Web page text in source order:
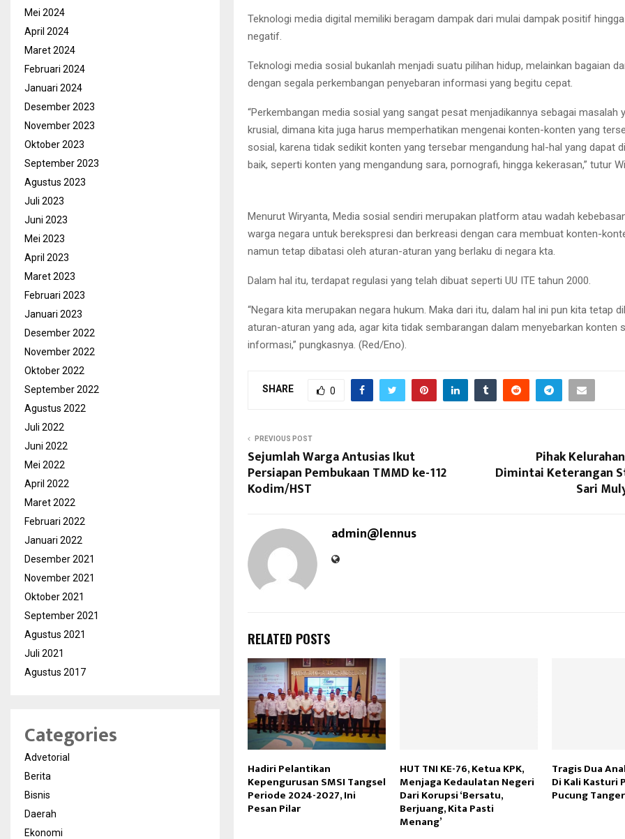
Teknologi media digital memiliki beragam dampak dari mulai dampak positif
negatif.
Teknologi media sosial bukanlah menjadi suatu pilihan hidup, melainkan bagaian
dengan segala perkembangan penyebaran informasi yang begitu cepat.
“Perkembangan media sosial yang sangat pesat menjadikannya sebagai masalah
krusial, dimana kita juga harus memperhatikan mengenai konten-konten yang
sosial, karena tidak sedikit konten yang tersebar mengandung hal-hal yang dapat
baik, seperti konten yang mengandung sara, pornografi, hingga kekerasan,” tutur
Menurut Wiryanta, Media sosial sendiri merupakan platform atau wadah
warga negara untuk berekspresi dan berkreasi dengan cara membuat konten-
namun tetap dibatasi oleh aturan-aturan yang berlaku di negara kta.
Dalam hal itu, terdapat regulasi yang telah dibuat seperti UU ITE tahun 2000.
“Negara kita merupakan negara hukum. Maka dari itu, dalam hal ini pun kita tetap
aturan-aturan yang ada, agar kita tidak sembarangan dalam menyebarkan konten
informasi,” pungkasnya. (Red/Eno).
SHARE 0
PREVIOUS POST
Sejumlah Warga Antusias Ikut
Persiapan Pembukaan TMMD ke-112
Kodim/HST
Pihak
Dimintai Keterangan
Sari
admin@lennus
RELATED POSTS
Hadiri Pelantikan
Kepengurusan SMSI Tangsel
Periode 2024-2027, Ini
Pesan Pilar
HUT TNI KE-76, Ketua KPK,
Menjaga Kedaulatan Negeri
Dari Korupsi ‘Bersatu,
Berjuang, Kita Pasti
Menang’
Tragis Dua
Di Kali Kasturi
Pucung
Mei 2024
April 2024
Maret 2024
Februari 2024
Januari 2024
Desember 2023
November 2023
Oktober 2023
September 2023
Agustus 2023
Juli 2023
Juni 2023
Mei 2023
April 2023
Maret 2023
Februari 2023
Januari 2023
Desember 2022
November 2022
Oktober 2022
September 2022
Agustus 2022
Juli 2022
Juni 2022
Mei 2022
April 2022
Maret 2022
Februari 2022
Januari 2022
Desember 2021
November 2021
Oktober 2021
September 2021
Agustus 2021
Juli 2021
Agustus 2017
Categories
Advetorial
Berita
Bisnis
Daerah
Ekonomi